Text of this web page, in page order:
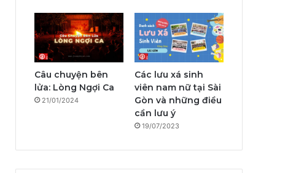
Câu chuyện bên
lửa: Lòng Ngợi Ca
21/01/2024
Các lưu xá sinh
viên nam nữ tại Sài
Gòn và những điều
cần lưu ý
19/07/2023